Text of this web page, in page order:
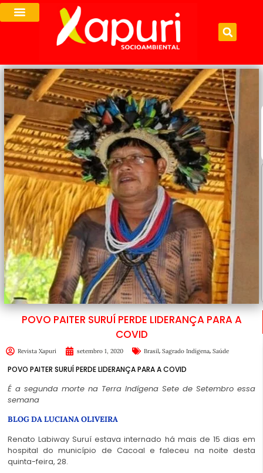
POVO PAITER SURUÍ PERDE LIDERANÇA PARA A
COVID
Revista Xapuri setembro 1, 2020 Brasil, Sagrado Indígena, Saúde
POVO PAITER SURUÍ PERDE LIDERANÇA PARA A COVID
É a segunda morte na Terra Indígena Sete de Setembro essa
semana
BLOG DA LUCIANA OLIVEIRA
Renato Labiway Suruí estava internado há mais de 15 dias em
hospital do município de Cacoal e faleceu na noite desta
quinta-feira, 28.